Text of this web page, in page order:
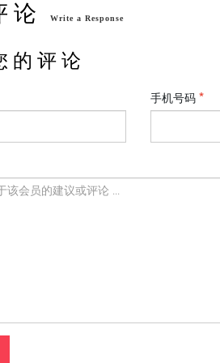
论 Write a Response
的 评 论
手机号码